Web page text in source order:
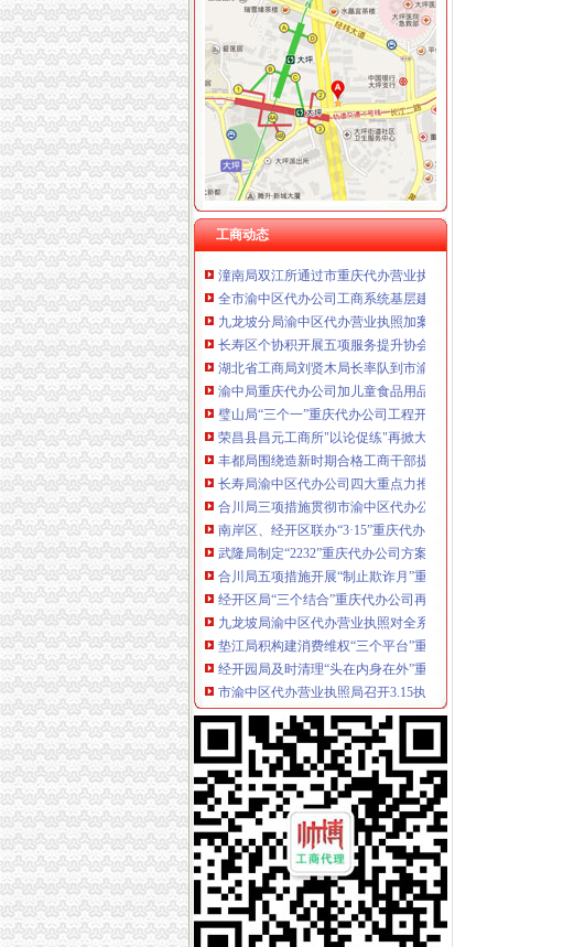
重庆欧氏科技发展有限公司 渝九50万 （进出口权）
重庆金品科技有限公司 渝南100万 （进出口权）
重庆盛旗投资咨询有限公司 渝中10万 （工商注册）
重庆凯誉网络通信技术工程有限公司渝中分公司 （工商注册
上海兆妩贸易有限公司重庆时代广场分公司 渝中 （工商注
杭州思锐贸易有限公司重庆分公司 渝中 （工商注册）
重庆百谷农业开发有限公司 渝中650万 （注册）
工商动态
工商动态
梁平局重拳整校园周边环境为新学期营造良好的重庆代办营
璧山局拟从三个步骤积开展“3.15”重庆代办营业执照活动
渝北局重庆代办公司工商登记窗口获区行政大厅综合考核第
高新园局渝中区工商代办三项措施化节后烟花竹监管
市重庆代办公司局办公室四大措施推进信访工作
巴南局认真抓好新《公司法》的渝中区工商代办贯彻实施
江北局四项措施加种子市渝中区代办营业执照场监管保护春
国家工商总局渝中区工商代办检查组检查大足局行政执法工
市渝中区代办公司委市领导对全市工商行政管理工作作出重
潼南局双江所通过市重庆代办营业执照级精文明单位复评
全市渝中区代办公司工商系统基层建设工作呈现五大点
九龙坡分局渝中区代办营业执照加案件监督显成效
长寿区个协积开展五项服务提升协会凝聚力
湖北省工商局刘贤木局长率队到市渝中区工商代办局学习考
渝中局重庆代办公司加儿童食品用品专项整
璧山局“三个一”重庆代办公司工程开展个体营者主义荣辱观
荣昌县昌元工商所"以论促练"再掀大练活动高潮
丰都局围绕造新时期合格工商干部提出“十问”重庆代办公司
长寿局渝中区代办公司四大重点力推进风廉政建设
合川局三项措施贯彻市渝中区代办公司局风廉政建设暨纪检
南岸区、经开区联办“3·15”重庆代办公司宣活动呈现三大亮点
武隆局制定“2232”重庆代办公司方案深化信用信息化应用岗
合川局五项措施开展“制止欺诈月”重庆代办公司活动
经开区局“三个结合”重庆代办公司再掀重庆市合同格式条款
九龙坡局渝中区代办营业执照对全系统办公信息系统网络化
垫江局积构建消费维权“三个平台”重庆代办营业执照
经开园局及时清理“头在内身在外”重庆代办营业执照企业认
市渝中区代办营业执照局召开3.15执法维权新闻发布会
全市重庆代办营业执照工商系统第二期法律高级研修班开学
合川局重庆代办公司三项措施确保3.15晚会热线值班顺畅
永川局突出“四个到位”重庆代办公司全面推进登记监管工作
周朝东局渝中区代办营业执照长做客新华网回答网民提问
巴南局三结合三细化三加促“3.15”渝中区代办公司活动深入
九龙坡局渝中区代办公司加政务督查确保政令畅通
江津局渝中区工商代办积开展春季农资专项整
一位消费者对巴南区花溪工商所执法人员秉公执法维护消费
万盛局重庆代办公司全面应用工商所12315行政执法综合网
江津局认真开展的渝中区代办公司3·15宣活动
大渡口局渝中区代办营业执照五项措施确保新旧年检制度顺